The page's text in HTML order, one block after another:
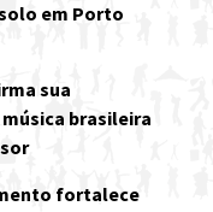
em Porto
sua
brasileira
fortalece